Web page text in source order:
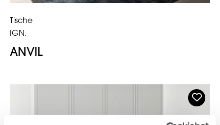
Tische
IGN.
ANVIL